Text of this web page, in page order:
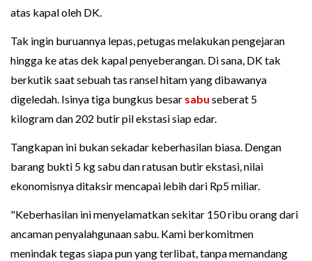
atas kapal oleh DK.
Tak ingin buruannya lepas, petugas melakukan pengejaran
hingga ke atas dek kapal penyeberangan. Di sana, DK tak
berkutik saat sebuah tas ransel hitam yang dibawanya
digeledah. Isinya tiga bungkus besar sabu seberat 5
kilogram dan 202 butir pil ekstasi siap edar.
Tangkapan ini bukan sekadar keberhasilan biasa. Dengan
barang bukti 5 kg sabu dan ratusan butir ekstasi, nilai
ekonomisnya ditaksir mencapai lebih dari Rp5 miliar.
"Keberhasilan ini menyelamatkan sekitar 150 ribu orang dari
ancaman penyalahgunaan sabu. Kami berkomitmen
menindak tegas siapa pun yang terlibat, tanpa memandang